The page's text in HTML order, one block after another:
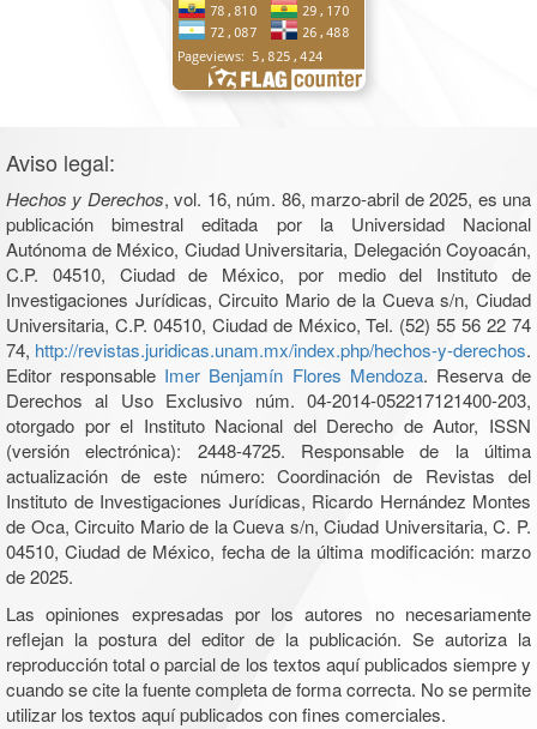
Aviso legal:
Hechos y Derechos, vol. 16, núm. 86, marzo-abril de 2025, es una
publicación bimestral editada por la Universidad Nacional
Autónoma de México, Ciudad Universitaria, Delegación Coyoacán,
C.P. 04510, Ciudad de México, por medio del Instituto de
Investigaciones Jurídicas, Circuito Mario de la Cueva s/n, Ciudad
Universitaria, C.P. 04510, Ciudad de México, Tel. (52) 55 56 22 74
74, http://revistas.juridicas.unam.mx/index.php/hechos-y-derechos.
Editor responsable Imer Benjamín Flores Mendoza. Reserva de
Derechos al Uso Exclusivo núm. 04-2014-052217121400-203,
otorgado por el Instituto Nacional del Derecho de Autor, ISSN
(versión electrónica): 2448-4725. Responsable de la última
actualización de este número: Coordinación de Revistas del
Instituto de Investigaciones Jurídicas, Ricardo Hernández Montes
de Oca, Circuito Mario de la Cueva s/n, Ciudad Universitaria, C. P.
04510, Ciudad de México, fecha de la última modificación: marzo
de 2025.
Las opiniones expresadas por los autores no necesariamente
reflejan la postura del editor de la publicación. Se autoriza la
reproducción total o parcial de los textos aquí publicados siempre y
cuando se cite la fuente completa de forma correcta. No se permite
utilizar los textos aquí publicados con fines comerciales.